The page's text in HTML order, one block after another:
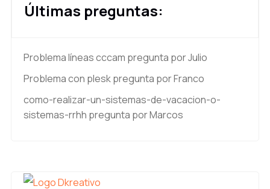
Últimas preguntas:
Problema líneas cccam pregunta por Julio
Problema con pleskpregunta por Franco
como-realizar-un-sistemas-de-vacacion-o-
sistemas-rrhh pregunta por Marcos